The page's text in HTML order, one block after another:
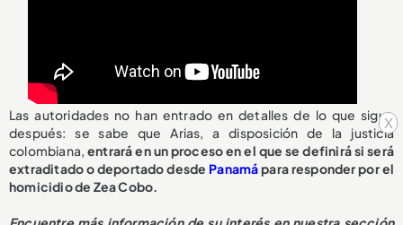
x
Las autoridades no han entrado en detalles de lo que sigue
después: se sabe que Arias, a disposición de la justicia
colombiana,entrará en un proceso en el que se definirá si será
extraditado o deportado desde Panamápara responder por el
homicidio de Zea Cobo.